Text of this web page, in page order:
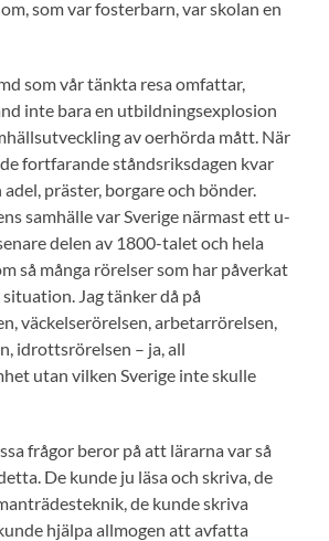
som var fosterbarn, var skolan en
som vår tänkta resa omfattar,
inte bara en utbildningsexplosion
av oerhörda mått. När
fortfarande ståndsriksdagen kvar
präster, borgare och bönder.
samhälle var Sverige närmast ett u-
delen av 1800-talet och hela
så många rörelser som har påverkat
Jag tänker då på
väckelserörelsen, arbetarrörelsen,
idrottsrörelsen – ja, all
utan vilken Sverige inte skulle
frågor beror på att lärarna var så
De kunde ju läsa och skriva, de
de kunde skriva
hjälpa allmogen att avfatta